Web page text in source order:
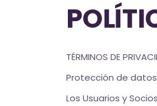
TÉRMINOS DE
Protección de
Los Usuarios y